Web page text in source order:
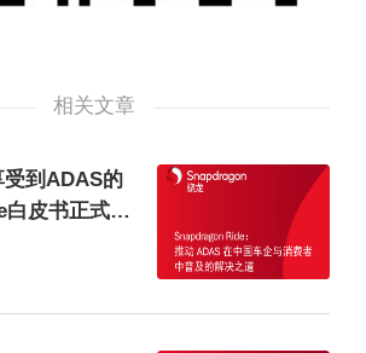
，奠定了其国际化地位。通过
车品牌ADAS视觉软件供应
国内的事业基础。
相关文章
到ADAS的
皮书正式发